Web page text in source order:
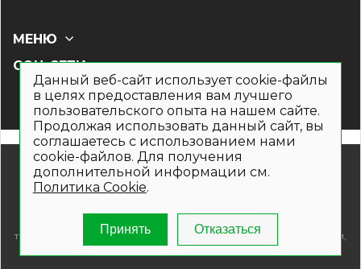
СОЦ СЕТИ
МЕНЮ
© 2019- 2026. Общество с ограниченной ответственностью
«Кронекс»
Информация на сайте носит рекламно-информационный
товаров и (или) услуг , пожалуйста, обращайтесь по телефонам,
Данный веб-сайт использует cookie-файлы
в целях предоставления вам лучшего
пользовательского опыта на нашем сайте.
Продолжая использовать данный сайт, вы
соглашаетесь с использованием нами
cookie-файлов. Для получения
дополнительной информации см.
Политика Cookie.
Принять Отказаться